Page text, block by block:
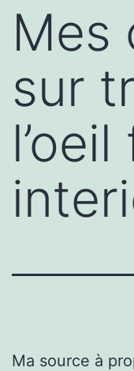
Mes
sur
Ma source à